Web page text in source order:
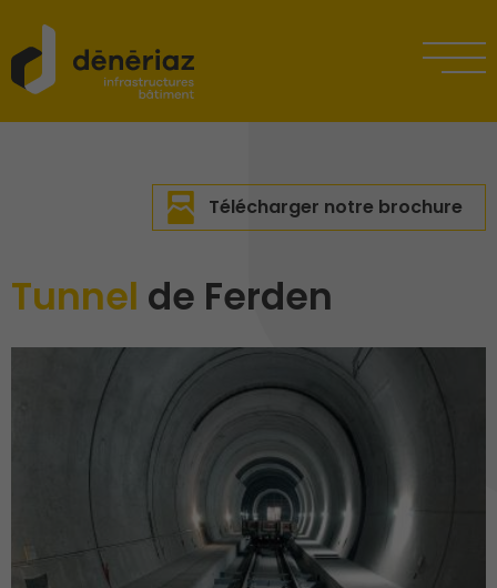
Télécharger notre brochure
Tunnel de Ferden